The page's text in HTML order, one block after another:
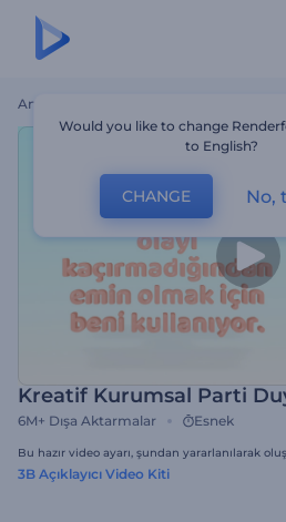
Ana Sayfa
Kreatif Kurumsal Parti
6M+ Dışa Aktarmalar Esnek
Bu hazır video ayarı, şundan yararlanılarak
3B Açıklayıcı Video Kiti
Would you like to change
to English?
CHANGE No,